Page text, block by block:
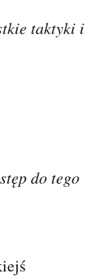
taktyki i
do tego